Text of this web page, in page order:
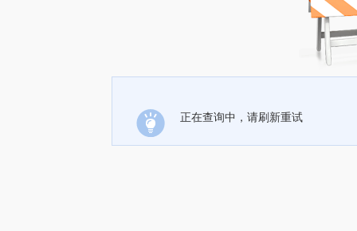
正在查询中，请刷新重试